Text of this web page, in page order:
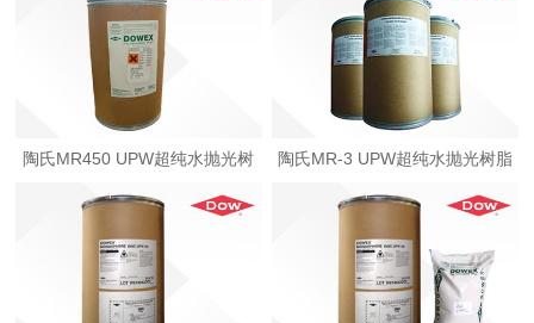
陶氏MR450 UPW超纯水抛光树
陶氏MR-3 UPW超纯水抛光树脂